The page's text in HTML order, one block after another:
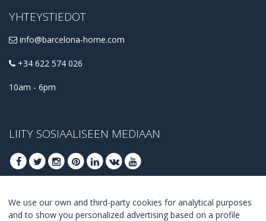
YHTEYSTIEDOT
info@barcelona-home.com
+34 622 574 026
10am - 6pm
LIITY SOSIAALISEEN MEDIAAN
LIITY SAADAKSESI PARHAAT TARJOUKSET
We use our own and third-party cookies for analytical purposes
and to show you personalized advertising based on a profile